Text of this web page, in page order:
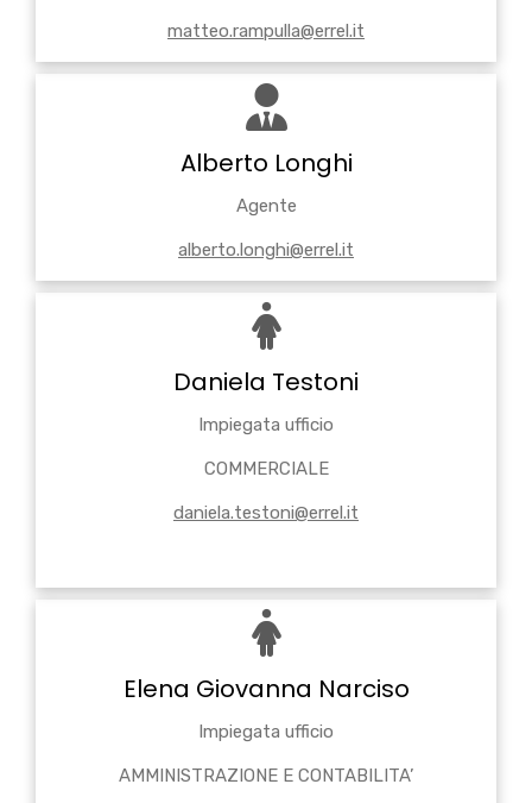
matteo.rampulla@errel.it
Alberto Longhi
Agente
alberto.longhi@errel.it
Daniela Testoni
Impiegata ufficio
COMMERCIALE
daniela.testoni@errel.it
Elena Giovanna Narciso
Impiegata ufficio
AMMINISTRAZIONE E CONTABILITA’